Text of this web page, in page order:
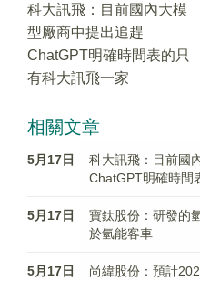
科大訊飛：目前國內大模
型廠商中提出追趕
ChatGPT明確時間表的只
有科大訊飛一家
相關文章
5月17日
科大訊飛：目前國
ChatGPT明確時間
5月17日
寶鈦股份：研發的
於氫能客車
5月17日
尚緯股份：預計